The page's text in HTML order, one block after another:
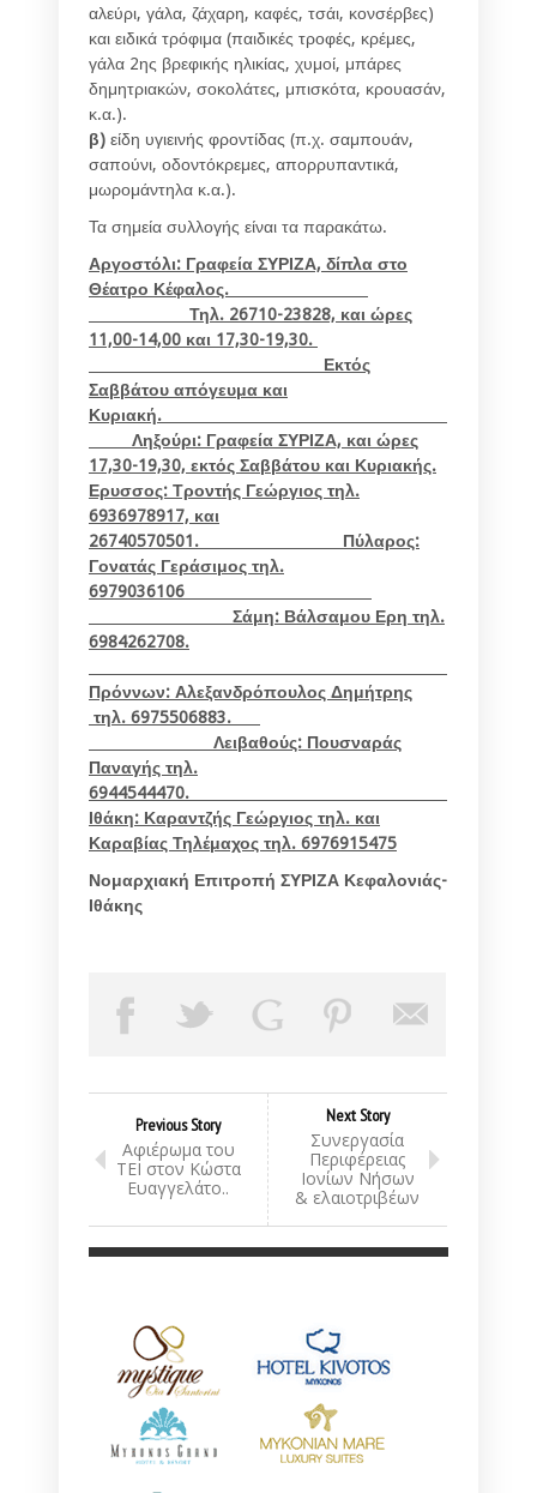
αλεύρι, γάλα, ζάχαρη, καφές, τσάι, κονσέρβες)
και ειδικά τρόφιμα (παιδικές τροφές, κρέμες,
γάλα 2ης βρεφικής ηλικίας, χυμοί, μπάρες
δημητριακών, σοκολάτες, μπισκότα, κρουασάν,
κ.α.).
β) είδη υγιεινής φροντίδας (π.χ. σαμπουάν,
σαπούνι, οδοντόκρεμες, απορρυπαντικά,
μωρομάντηλα κ.α.).
Τα σημεία συλλογής είναι τα παρακάτω.
Αργοστόλι: Γραφεία ΣΥΡΙΖΑ, δίπλα στο
Θέατρο Κέφαλος.
Τηλ. 26710-23828, και ώρες
11,00-14,00 και 17,30-19,30.
Εκτός
Σαββάτου απόγευμα και
Ληξούρι: Γραφεία ΣΥΡΙΖΑ, και ώρες
17,30-19,30, εκτός Σαββάτου και Κυριακής.
Ερυσσος: Τροντής Γεώργιος τηλ.
6936978917, και
26740570501. Πύλαρος:
Γονατάς Γεράσιμος τηλ.
6979036106
Σάμη: Βάλσαμου Ερη τηλ.
6984262708.
Πρόννων: Αλεξανδρόπουλος Δημήτρης
τηλ. 6975506883.
Λειβαθούς: Πουσναράς
Παναγής τηλ.
6944544470.
Ιθάκη: Καραντζής Γεώργιος τηλ. και
Καραβίας Τηλέμαχος τηλ. 6976915475
Νομαρχιακή Επιτροπή ΣΥΡΙΖΑ Κεφαλονιάς-
Ιθάκης
Previous Story
Αφιέρωμα του
ΤΕΙ στον Κώστα
Ευαγγελάτο..
Next Story
Συνεργασία
Περιφέρειας
Ιονίων Νήσων
& ελαιοτριβέων